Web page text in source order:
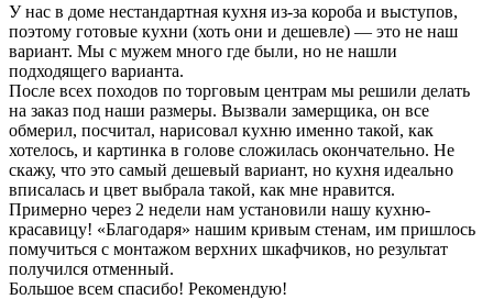
У нас в доме нестандартная кухня из-за короба и выступов,
поэтому готовые кухни (хоть они и дешевле) — это не наш
вариант. Мы с мужем много где были, но не нашли
подходящего варианта.
После всех походов по торговым центрам мы решили делать
на заказ под наши размеры. Вызвали замерщика, он все
обмерил, посчитал, нарисовал кухню именно такой, как
хотелось, и картинка в голове сложилась окончательно. Не
скажу, что это самый дешевый вариант, но кухня идеально
вписалась и цвет выбрала такой, как мне нравится.
Примерно через 2 недели нам установили нашу кухню-
красавицу! «Благодаря» нашим кривым стенам, им пришлось
помучиться с монтажом верхних шкафчиков, но результат
получился отменный.
Большое всем спасибо! Рекомендую!